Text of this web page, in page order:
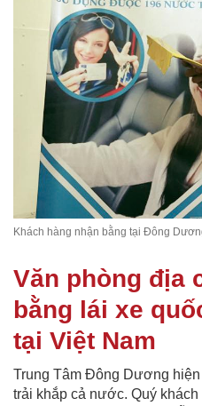
Khách hàng nhận bằng tại Đông
Văn phòng địa
bằng lái xe
tại Việt Nam
Trung Tâm Đông Dương
trải khắp cả nước. Quý